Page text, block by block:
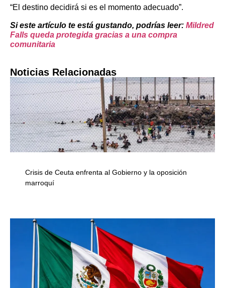
“El destino decidirá si es el momento adecuado”.
Si este artículo te está gustando, podrías leer: Mildred
Falls queda protegida gracias a una compra
comunitaria
Noticias Relacionadas
Crisis de Ceuta enfrenta al Gobierno y la oposición
marroquí